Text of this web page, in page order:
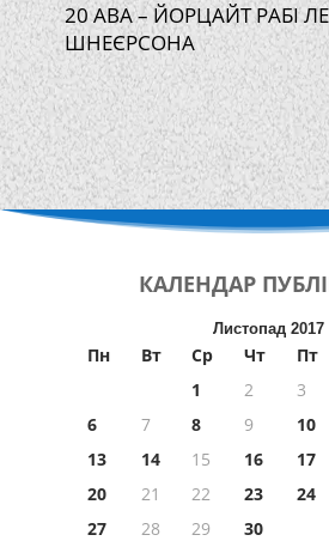
20 АВА – ЙОРЦАЙТ РАБІ
ШНЕЄРСОНА
КАЛЕНДАР
Листопад 2017
Пн Вт Ср Чт Пт
1
2 3
6
7 8 9 10
13
14 15 16 17
20
21 22 23 24
27
28 29
30